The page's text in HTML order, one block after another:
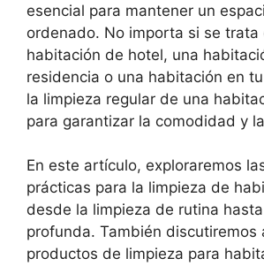
esencial para mantener un
ordenado. No importa si se trata
habitación de hotel, una
residencia o una habitación en
la limpieza regular de una
para garantizar la comodidad y
En este artículo, exploraremos
prácticas para la limpieza de
desde la limpieza de rutina
profunda. También discutiremos
productos de limpieza para